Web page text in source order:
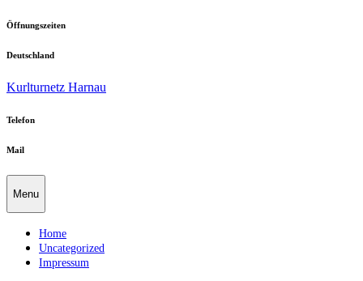
Skip
content
Öffnungszeiten
Deutschland
Kurlturnetz Harnau
Telefon
Mail
Menu
Home
Uncategorized
Impressum